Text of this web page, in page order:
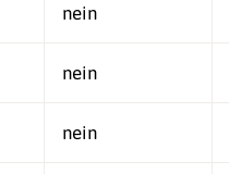
nein
nein
nein